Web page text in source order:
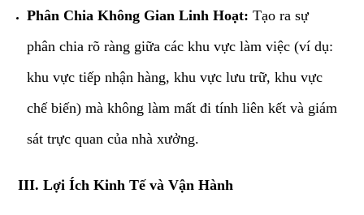
Phân Chia Không Gian Linh Hoạt: Tạo ra sự
phân chia rõ ràng giữa các khu vực làm việc (ví dụ:
khu vực tiếp nhận hàng, khu vực lưu trữ, khu vực
chế biến) mà không làm mất đi tính liên kết và giám
sát trực quan của nhà xưởng.
​III. Lợi Ích Kinh Tế và Vận Hành